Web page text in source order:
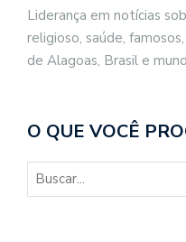
Liderança em notícias
religioso, saúde,
de Alagoas, Brasil e
O QUE VOCÊ